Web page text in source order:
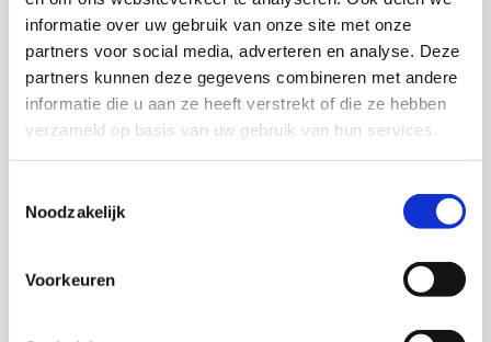
informatie over uw gebruik van onze site met onze
partners voor social media, adverteren en analyse. Deze
partners kunnen deze gegevens combineren met andere
informatie die u aan ze heeft verstrekt of die ze hebben
verzameld op basis van uw gebruik van hun services.
Noodzakelijk
Voorkeuren
Wees erop voorbereid dat de ervaringen en
behoeften van nieuwe deelnemers of cliënten van
kleur ook te maken kunnen hebben met hun queer
gevoelens. Als ze niet open zijn over hun
gevoelens, ga er dan niet automatisch van uit dat
behoeften op het gebied van contacten,
Besteed in scholing en training over seksuele-,
sekse- en genderdiversiteit onder ouderen